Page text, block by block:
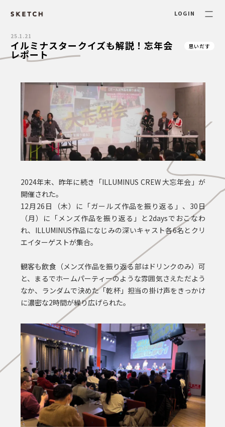
LOGIN
25.1.21
イルミナスタークイズも解説！忘年会
レポート
思いだす
2024年末、昨年に続き「ILLUMINUS CREW 大忘年会」が
開催された。
12月26日（木）に「ガールズ作品を振り返る」、30日
（月）に「メンズ作品を振り返る」と2daysでおこなわ
れ、ILLUMINUS作品になじみの深いキャスト各6名とクリ
エイターゲストが集合。
観客も飲食（メンズ作品を振り返る部はドリンクのみ）可
と、まるでホームパーティーのような雰囲気さえただよう
なか、ランダムで決めた「乾杯」担当の掛け声をきっかけ
に濃密な2時間が繰り広げられた。